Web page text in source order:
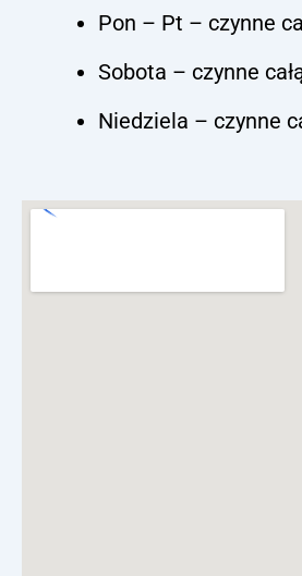
Pon – Pt – czynne
Sobota – czynne
Niedziela – czynne